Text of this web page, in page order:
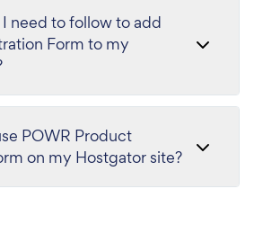
need to follow to add
Form to my
POWR Product
Registration Form on my Hostgator site?